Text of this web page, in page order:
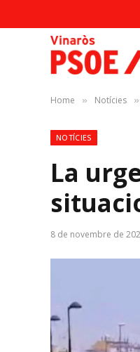
Home » Notícies »
NOTÍCIES
La
8 de novembre de